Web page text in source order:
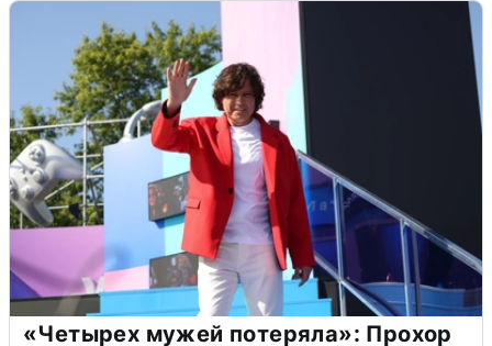
«Четырех мужей потеряла»: Прохор